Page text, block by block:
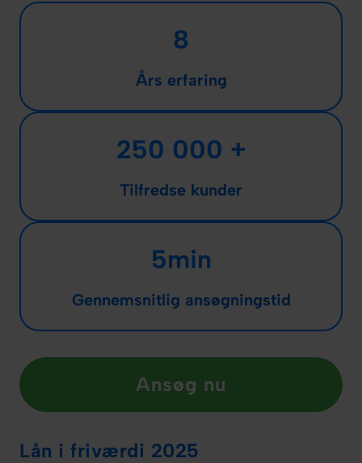
8
Års erfaring
250 000 +
Tilfredse kunder
5min
Gennemsnitlig ansøgningstid
Ansøg nu
Lån i friværdi 2025